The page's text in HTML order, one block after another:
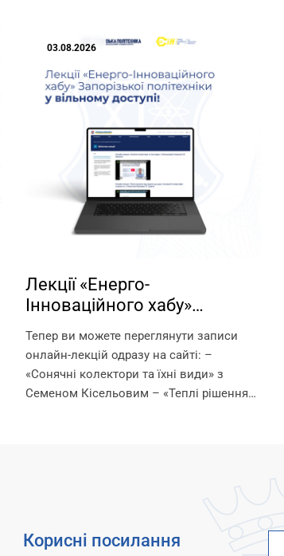
03.08.2026
Лекції «Енерго-
Інноваційного хабу»
Запорізької політехніки у
вільному доступі!
Тепер ви можете переглянути записи
онлайн-лекцій одразу на сайті: –
«Сонячні колектори та їхні види» з
Семеном Кісельовим – «Теплі рішення
Корисні посилання